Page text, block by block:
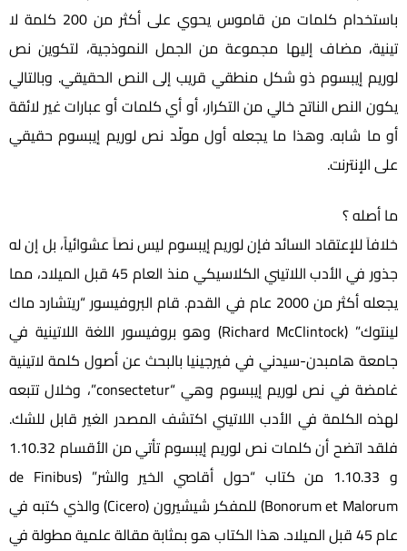
باستخدام كلمات من قاموس يحوي على أكثر من 200 كلمة لا
تينية، مضاف إليها مجموعة من الجمل النموذجية، لتكوين نص
لوريم إيبسوم ذو شكل منطقي قريب إلى النص الحقيقي. وبالتالي
يكون النص الناتح خالي من التكرار، أو أي كلمات أو عبارات غير لائقة
أو ما شابه. وهذا ما يجعله أول مولّد نص لوريم إيبسوم حقيقي
على الإنترنت.
ما أصله ؟
خلافاَ للإعتقاد السائد فإن لوريم إيبسوم ليس نصاَ عشوائياً، بل إن له
جذور في الأدب اللاتيني الكلاسيكي منذ العام 45 قبل الميلاد، مما
يجعله أكثر من 2000 عام في القدم. قام البروفيسور “ريتشارد ماك
لينتوك” (Richard McClintock) وهو بروفيسور اللغة اللاتينية في
جامعة هامبدن-سيدني في فيرجينيا بالبحث عن أصول كلمة لاتينية
غامضة في نص لوريم إيبسوم وهي “consectetur”، وخلال تتبعه
لهذه الكلمة في الأدب اللاتيني اكتشف المصدر الغير قابل للشك.
فلقد اتضح أن كلمات نص لوريم إيبسوم تأتي من الأقسام 1.10.32
و 1.10.33 من كتاب “حول أقاصي الخير والشر” (de Finibus
Bonorum et Malorum) للمفكر شيشيرون (Cicero) والذي كتبه في
عام 45 قبل الميلاد. هذا الكتاب هو بمثابة مقالة علمية مطولة في